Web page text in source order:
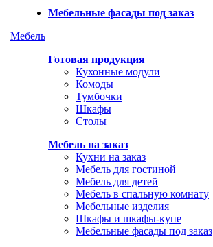
Мебельные фасады под заказ
Мебель
Готовая продукция
Кухонные модули
Комоды
Тумбочки
Шкафы
Столы
Мебель на заказ
Кухни на заказ
Мебель для гостиной
Мебель для детей
Мебель в спальную комнату
Мебельные изделия
Шкафы и шкафы-купе
Мебельные фасады под заказ